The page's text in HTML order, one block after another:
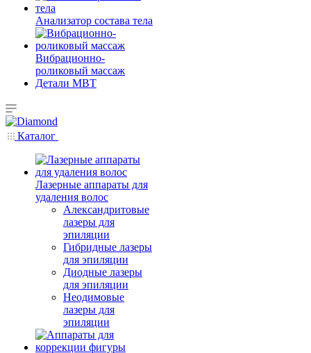
Анализатор состава тела
Вибрационно-
роликовый массаж
Детали MBT
Каталог
Лазерные аппараты для
удаления волос
Александритовые
лазеры для
эпиляции
Гибридные лазеры
для эпиляции
Диодные лазеры
для эпиляции
Неодимовые
лазеры для
эпиляции